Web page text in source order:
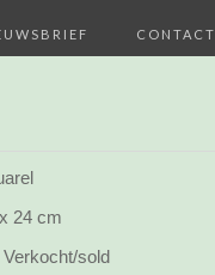
CONTACT
24 cm
Verkocht/sold